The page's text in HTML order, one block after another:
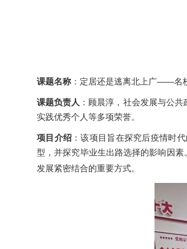
课题名称 ：定居还是逃离北上广——名
课题负责人 ：顾晨淳，社会发展与公
实践优秀个人等多项荣誉。
项目介绍 ：该项目旨在探究后疫情时
型，并探究毕业生出路选择的影响因
发展紧密结合的重要方式。